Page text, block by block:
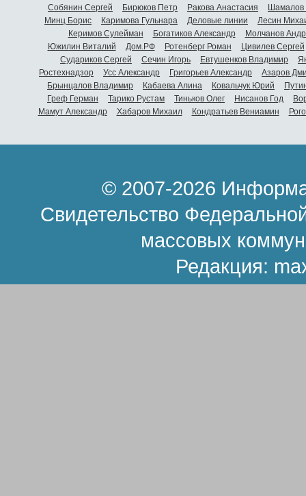
Собянин Сергей
Бирюков Петр Ракова Анастасия
Шамалов
Минц Борис
Каримова Гульнара Деловые линии
Лесин
Керимов Сулейман
Богатиков Александр
Молчанов
Южилин Виталий
Дом.РФ Ротенберг Роман
Цивилев Сергей
Судариков Сергей
Сечин Игорь Евтушенков Владимир
Ростехнадзор
Усс Александр Григорьев Александр
Азаров
Брынцалов Владимир
Кабаева Алина Ковальчук Юрий
Греф Герман
Тарико Рустам Тиньков Олег Нисанов Год
Мамут Александр
Хабаров Михаил Кондратьев Вениамин
© 2007-2026
Свидетельство
массовых
Редакция: